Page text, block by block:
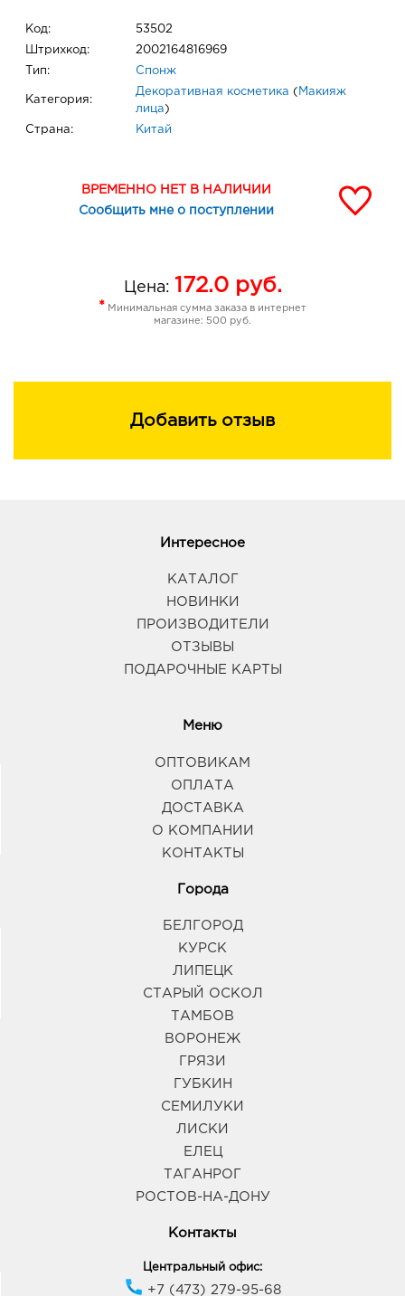
Код: 53502
Штрихкод: 2002164816969
Тип: Спонж
Категория:
Декоративная косметика ( Макияж
лица )
Страна: Китай
ВРЕМЕННО НЕТ В НАЛИЧИИ
Сообщить мне о поступлении
Цена: 172.0руб.
* Минимальная сумма заказа в интернет
магазине: 500 руб.
Добавить отзыв
Интересное
КАТАЛОГ
НОВИНКИ
ПРОИЗВОДИТЕЛИ
ОТЗЫВЫ
ПОДАРОЧНЫЕ КАРТЫ
Меню
ОПТОВИКАМ
ОПЛАТА
ДОСТАВКА
О КОМПАНИИ
КОНТАКТЫ
Города
БЕЛГОРОД
КУРСК
ЛИПЕЦК
СТАРЫЙ ОСКОЛ
ТАМБОВ
ВОРОНЕЖ
ГРЯЗИ
ГУБКИН
СЕМИЛУКИ
ЛИСКИ
ЕЛЕЦ
ТАГАНРОГ
РОСТОВ-НА-ДОНУ
Контакты
Центральный офис:
+7 (473) 279-95-68